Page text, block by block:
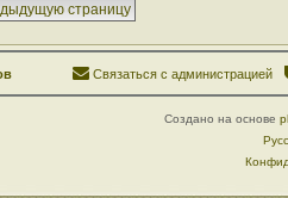
страницу
Связаться с администрацией
Создано на основе